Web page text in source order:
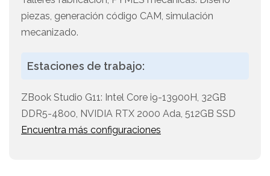
piezas, generación código CAM, simulación
mecanizado.
Estaciones de trabajo:
ZBook Studio G11: Intel Core i9-13900H, 32GB
DDR5-4800, NVIDIA RTX 2000 Ada, 512GB SSD
Encuentra más configuraciones